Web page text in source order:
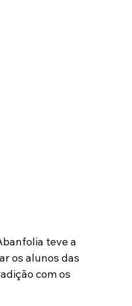
teve a
os alunos das
com os